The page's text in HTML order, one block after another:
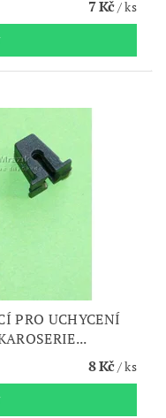
7 Kč/ ks
PRO UCHYCENÍ
8 Kč/ ks